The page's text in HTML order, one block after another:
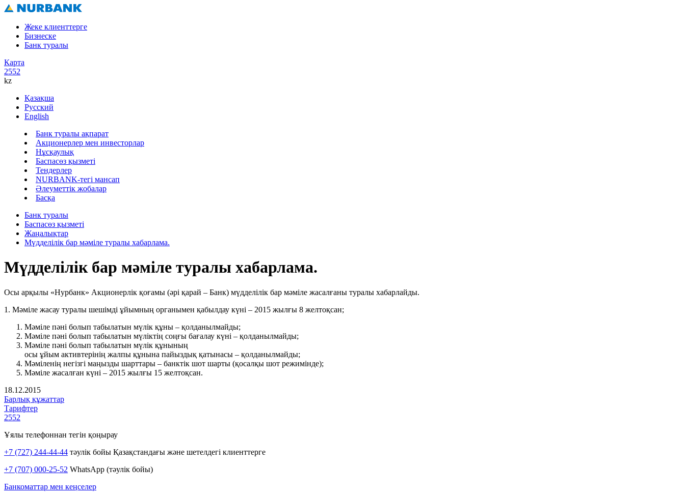
Жеке клиенттерге
Бизнеске
Банк туралы
Карта
2552
kz
Қазақша
Русский
English
Банк туралы ақпарат
Акционерлер мен инвесторлар
Нұсқаулық
Баспасөз қызметі
Тендерлер
NURBANK-тегі мансап
Әлеуметтік жобалар
Басқа
Банк туралы
Баспасөз қызметі
Жаңалықтар
Мүдделілік бар мәміле туралы хабарлама.
Мүдделілік бар мәміле туралы хабарлама.
Осы арқылы «Нурбанк» Акционерлік қоғамы (әрі қарай – Банк) мүдделілік бар мәміле жасалғаны туралы хабарлайды.
1. Мәміле жасау туралы шешімді ұйымның органымен қабылдау күні – 2015 жылғы 8 желтоқсан;
Мәміле пәні болып табылатын мүлік құны – қолданылмайды;
Мәміле пәні болып табылатын мүліктің соңғы бағалау күні – қолданылмайды;
Мәміле пәні болып табылатын мүлік құнының
осы ұйым активтерінің жалпы құнына пайыздық қатынасы – қолданылмайды;
Мәміленің негізгі маңызды шарттары – банктік шот шарты (қосалқы шот режимінде);
Мәміле жасалған күні – 2015 жылғы 15 желтоқсан.
18.12.2015
Барлық құжаттар
Тарифтер
2552
Ұялы телефоннан тегін қоңырау
+7 (727) 244-44-44 тәулік бойы Қазақстандағы және шетелдегі клиенттерге
+7 (707) 000-25-52 WhatsApp (тәулік бойы)
Банкоматтар мен кеңселер